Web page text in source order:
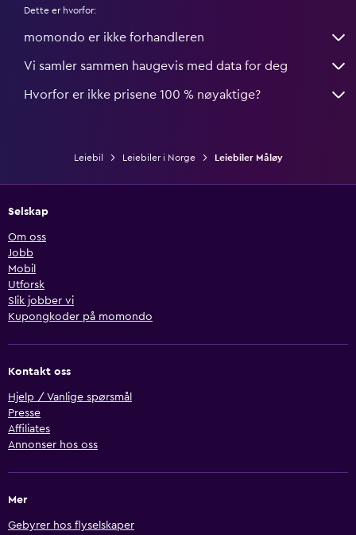
Dette er hvorfor:
momondo er ikke forhandleren
Vi samler sammen haugevis med data for deg
Hvorfor er ikke prisene 100 % nøyaktige?
Leiebil Leiebiler i Norge Leiebiler Måløy
Selskap
Om oss
Jobb
Mobil
Utforsk
Slik jobber vi
Kupongkoder på momondo
Kontakt oss
Hjelp / Vanlige spørsmål
Presse
Affiliates
Annonser hos oss
Mer
Gebyrer hos flyselskaper